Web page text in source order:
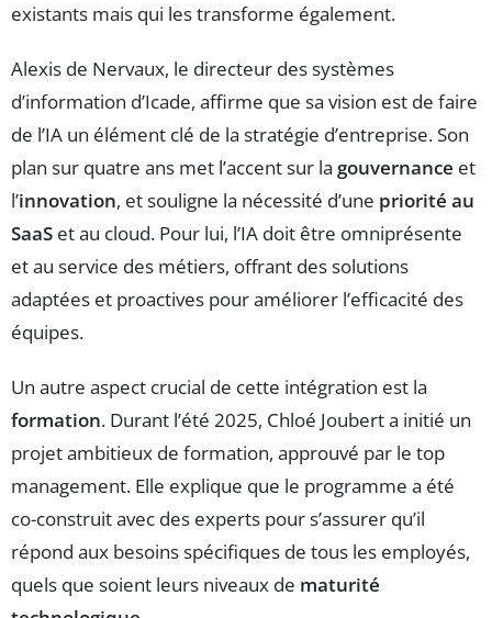
existants mais qui les transforme également.
Alexis de Nervaux, le directeur des systèmes
d’information d’Icade, affirme que sa vision est de faire
de l’IA un élément clé de la stratégie d’entreprise. Son
plan sur quatre ans met l’accent sur la gouvernance et
l’innovation, et souligne la nécessité d’une priorité au
SaaS et au cloud. Pour lui, l’IA doit être omniprésente
et au service des métiers, offrant des solutions
adaptées et proactives pour améliorer l’efficacité des
équipes.
Un autre aspect crucial de cette intégration est la
formation. Durant l’été 2025, Chloé Joubert a initié un
projet ambitieux de formation, approuvé par le top
management. Elle explique que le programme a été
co-construit avec des experts pour s’assurer qu’il
répond aux besoins spécifiques de tous les employés,
quels que soient leurs niveaux de maturité